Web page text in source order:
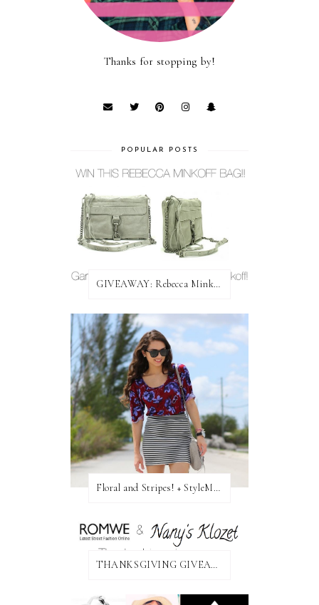
Thanks for stopping by!
POPULAR POSTS
GIVEAWAY: Rebecca Minkoff Bag!
Floral and Stripes! + StyleMint GIVEAWAY!
THANKSGIVING GIVEAWAY!